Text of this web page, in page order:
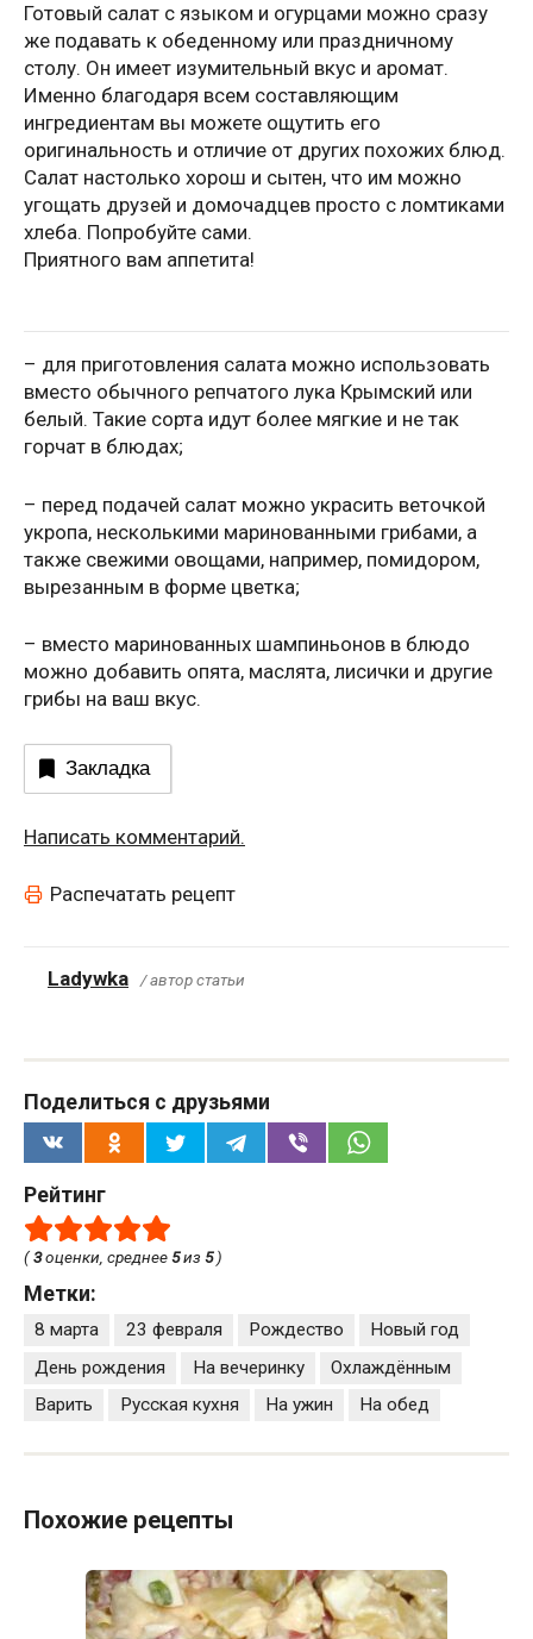
Готовый салат с языком и огурцами можно сразу
же подавать к обеденному или праздничному
столу. Он имеет изумительный вкус и аромат.
Именно благодаря всем составляющим
ингредиентам вы можете ощутить его
оригинальность и отличие от других похожих блюд.
Салат настолько хорош и сытен, что им можно
угощать друзей и домочадцев просто с ломтиками
хлеба. Попробуйте сами.
Приятного вам аппетита!
– для приготовления салата можно использовать
вместо обычного репчатого лука Крымский или
белый. Такие сорта идут более мягкие и не так
горчат в блюдах;
– перед подачей салат можно украсить веточкой
укропа, несколькими маринованными грибами, а
также свежими овощами, например, помидором,
вырезанным в форме цветка;
– вместо маринованных шампиньонов в блюдо
можно добавить опята, маслята, лисички и другие
грибы на ваш вкус.
Закладка
Написать комментарий.
Распечатать рецепт
Ladywka / автор статьи
Поделиться с друзьями
Рейтинг
(3оценки, среднее5из 5)
Метки:
8 марта 23 февраля Рождество
Новый год
День рождения
На вечеринку
Охлаждённым
Варить
Русская кухня На ужин На обед
Похожие рецепты